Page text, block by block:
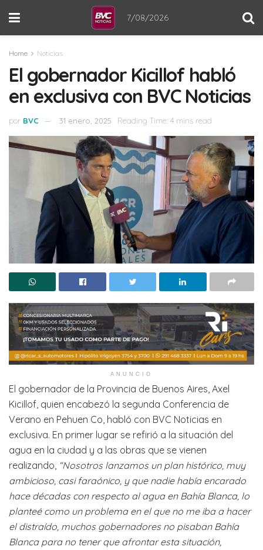
7/08/2026
Home Noticias
El gobernador Kicillof habló
en exclusiva con BVC Noticias
por BVC 31 enero, 2025 Reading Time: 4 mins read
ANUNCIO
El gobernador de la Provincia de Buenos Aires, Axel
Kicillof, quien encabezó la segunda Conferencia de
Verano en Pehuen Co, habló con BVC Noticias en
exclusiva. En primer lugar se refirió a la situación del
agua en la ciudad y a las obras que se vienen
realizando, “Nosotros lanzamos un plan histórico, muy
ambicioso, casi faraónico, y que nadie había encarado
hace décadas con respecto al agua en Bahía Blanca, lo
planteé como un problema en el que no me iba a hacer
el distraído, muchos gobernadores no pisaban Bahía
Blanca para no tener que afrontar esta situación,